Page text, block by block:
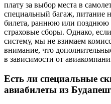
плату за выбор места в
специальный багаж, питание
билета, раннюю или позднюю
страховые сборы. Однако,
систему, мы не взимаем
внимание, что
в зависимости от
Есть ли специальные
авиабилеты из